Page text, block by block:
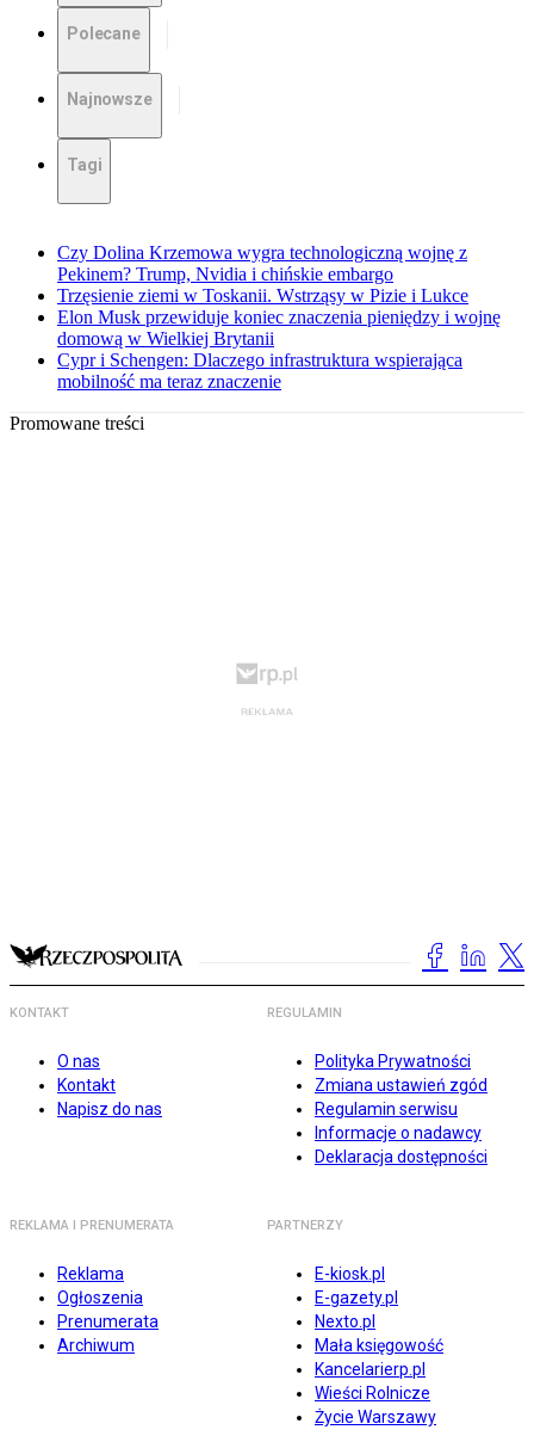
Polecane
Najnowsze
Tagi
Czy Dolina Krzemowa wygra technologiczną wojnę z
Pekinem? Trump, Nvidia i chińskie embargo
Trzęsienie ziemi w Toskanii. Wstrząsy w Pizie i Lukce
Elon Musk przewiduje koniec znaczenia pieniędzy i wojnę
domową w Wielkiej Brytanii
Cypr i Schengen: Dlaczego infrastruktura wspierająca
mobilność ma teraz znaczenie
Promowane treści
KONTAKT
O nas
Kontakt
Napisz do nas
REGULAMIN
Polityka Prywatności
Zmiana ustawień zgód
Regulamin serwisu
Informacje o nadawcy
Deklaracja dostępności
REKLAMA I PRENUMERATA
Reklama
Ogłoszenia
Prenumerata
Archiwum
PARTNERZY
E-kiosk.pl
E-gazety.pl
Nexto.pl
Mała księgowość
Kancelarierp.pl
Wieści Rolnicze
Życie Warszawy